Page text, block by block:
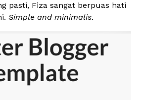
pasti, Fiza sangat berpuas hati
Simple and minimalis.